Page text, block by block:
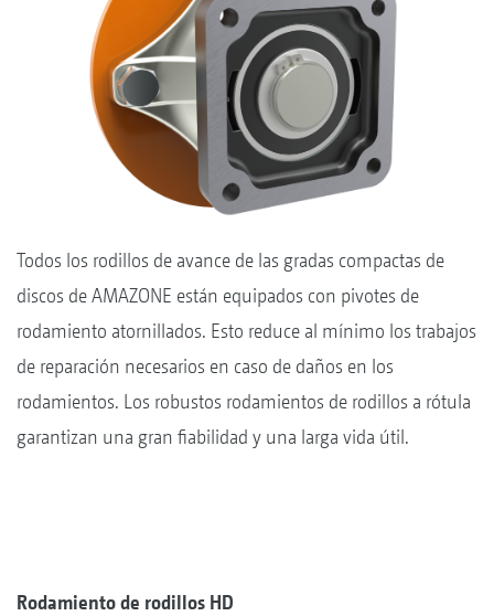
Todos los rodillos de avance de las gradas compactas de
discos de AMAZONE están equipados con pivotes de
rodamiento atornillados. Esto reduce al mínimo los trabajos
de reparación necesarios en caso de daños en los
rodamientos. Los robustos rodamientos de rodillos a rótula
garantizan una gran fiabilidad y una larga vida útil.
Rodamiento de rodillos HD